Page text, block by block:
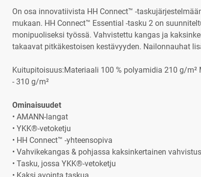
On osa innovatiivista HH Connect™ -
mukaan. HH Connect™ Essential -tasku 2 on
monipuoliseksi työssä. Vahvistettu kangas ja
takaavat pitkäkestoisen kestävyyden. Nailonnauhat
Kuitupitoisuus:Materiaali 100 % polyamidia 210 g/m²
- 310 g/m²
Ominaisuudet
• AMANN-langat
• YKK®-vetoketju
• HH Connect™ -yhteensopiva
• Vahvikekangas & pohjassa kaksinkertainen vahvistus
• Tasku, jossa YKK®-vetoketju
• Kaksi avointa taskua